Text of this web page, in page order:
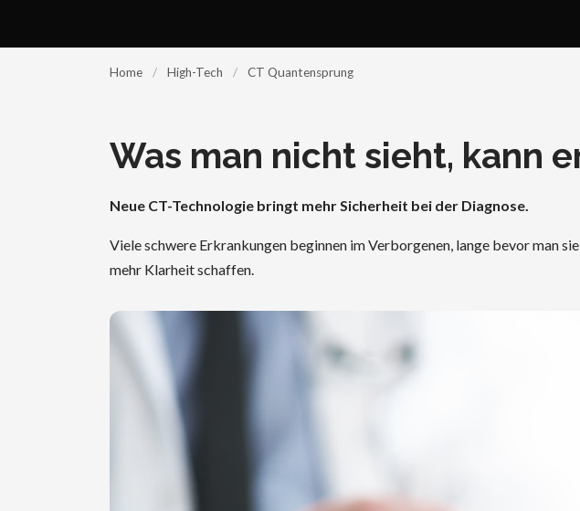
Home / High-Tech / CT Quantensprung
Was man nicht sieht, kann
Neue CT-Technologie bringt mehr Sicherheit bei der Diagnose.
Viele schwere Erkrankungen beginnen im Verborgenen, lange bevor man
mehr Klarheit schaffen.